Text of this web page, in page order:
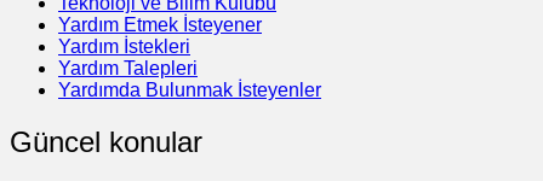
Yardım Etmek İsteyener
Yardım İstekleri
Yardım Talepleri
Yardımda Bulunmak İsteyenler
Güncel konular